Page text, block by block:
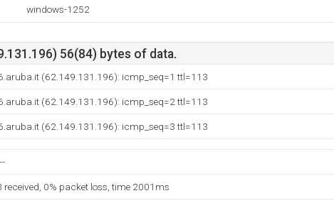
windows-1252
56(84) bytes of data.
(62.149.131.196): icmp_seq=1 ttl=113
(62.149.131.196): icmp_seq=2 ttl=113
(62.149.131.196): icmp_seq=3 ttl=113
0% packet loss, time 2001ms